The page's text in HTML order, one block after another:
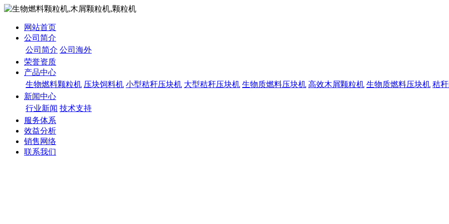
网站首页
公司简介
公司简介 公司海外
荣誉资质
产品中心
生物燃料颗粒机 压块饲料机 小型秸秆压块机 大型秸秆压块机 生物质燃料压块机 高效木屑颗粒机 生物质燃料压块机 秸
新闻中心
行业新闻 技术支持
服务体系
效益分析
销售网络
联系我们